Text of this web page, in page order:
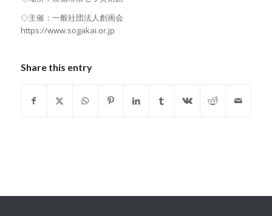
◇主催：一般社団法人創画会
https://www.sogakai.or.jp
Share this entry